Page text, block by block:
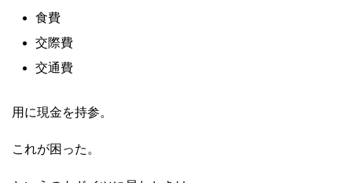
食費
交際費
交通費
用に現金を持参。
これが困った。